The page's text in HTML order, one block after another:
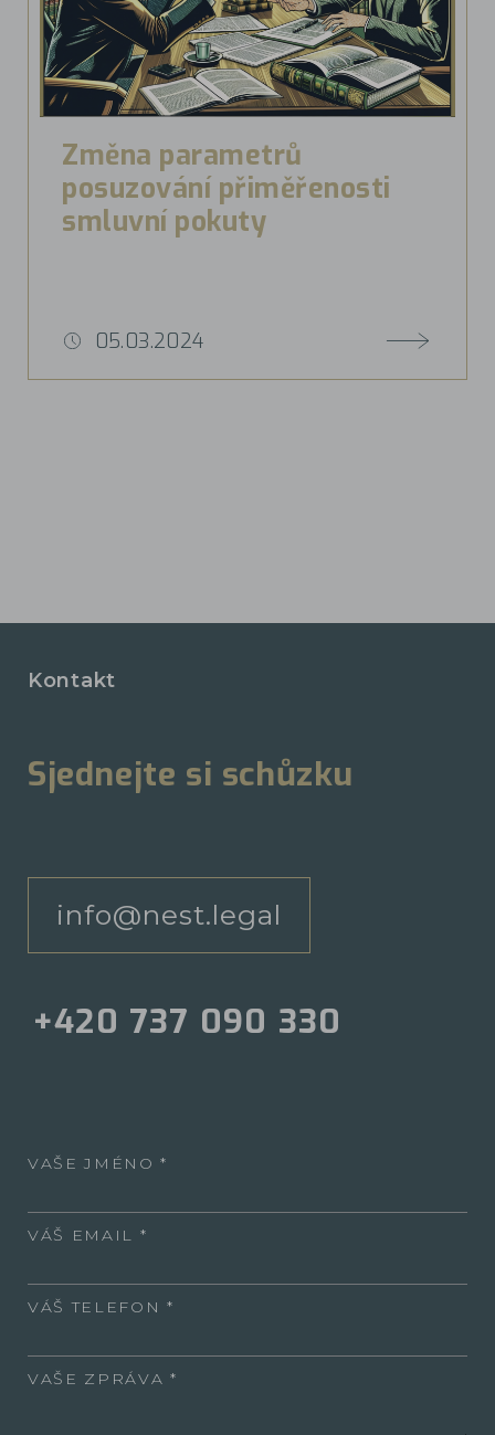
Změna parametrů
posuzování přiměřenosti
smluvní pokuty
05.03.2024
Kontakt
Sjednejte si schůzku
info@nest.legal
+420 737 090 330
VAŠE JMÉNO
VÁŠ EMAIL
VÁŠ TELEFON
VAŠE ZPRÁVA